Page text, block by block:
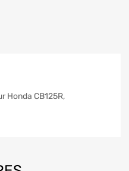
Honda CB125R,